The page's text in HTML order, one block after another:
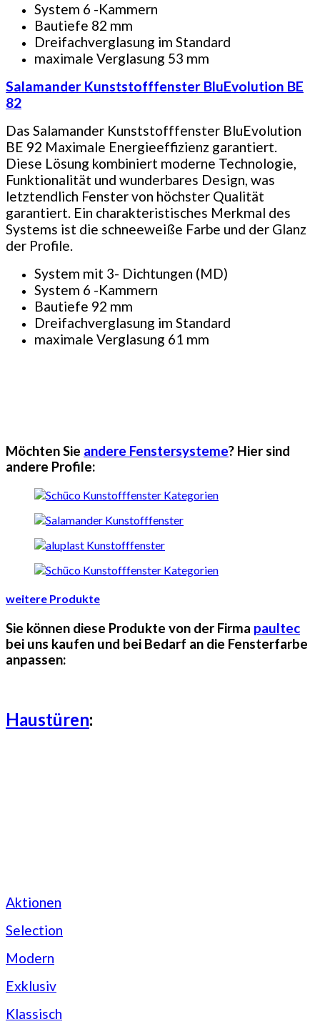
System 6 -Kammern
Bautiefe 82 mm
Dreifachverglasung im Standard
maximale Verglasung 53 mm
Salamander Kunststofffenster BluEvolution BE
82
Das Salamander Kunststofffenster BluEvolution
BE 92 Maximale Energieeffizienz garantiert.
Diese Lösung kombiniert moderne Technologie,
Funktionalität und wunderbares Design, was
letztendlich Fenster von höchster Qualität
garantiert. Ein charakteristisches Merkmal des
Systems ist die schneeweiße Farbe und der Glanz
der Profile.
System mit 3- Dichtungen (MD)
System 6 -Kammern
Bautiefe 92 mm
Dreifachverglasung im Standard
maximale Verglasung 61 mm
Möchten Sie andere Fenstersysteme? Hier sind
andere Profile:
weitere Produkte
Sie können diese Produkte von der Firma paultec
bei uns kaufen und bei Bedarf an die Fensterfarbe
anpassen:
Haustüren:
Aktionen
Selection
Modern
Exklusiv
Klassisch